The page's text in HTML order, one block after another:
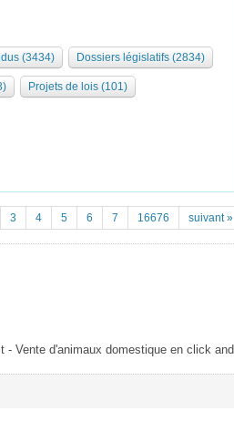
(3434) Dossiers législatifs (2834)
Projets de lois (101)
3 4 5 6 7 16676 suivant »
Vente d'animaux domestique en click and